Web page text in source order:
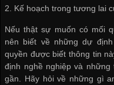
2. Kế hoạch trong tương lai
Nếu thật sự muốn có mối
nên biết về những dự
quyền được biết thông tin
định nghề nghiệp và
gần. Hãy hỏi về những gì